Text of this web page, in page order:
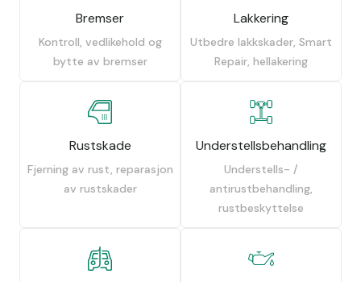
Bremser
Kontroll, vedlikehold og
bytte av bremser
Lakkering
Utbedre lakkskader, Smart
Repair, hellakering
Rustskade
Fjerning av rust, reparasjon
av rustskader
Understellsbehandling
Understells- /
antirustbehandling,
rustbeskyttelse